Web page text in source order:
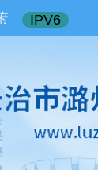
IPV6